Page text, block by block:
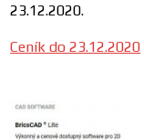
23.12.2020.
Ceník do 23.12.2020